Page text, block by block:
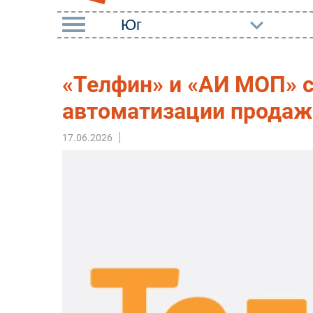
Импорто­замещение
Автоматизация
Промышленности
«Телфин» и «АИ МОП»
автоматизации
17.06.2026